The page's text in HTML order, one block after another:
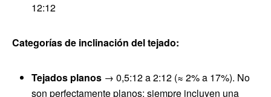
12:12
Categorías de inclinación del tejado:
Tejados planos → 0,5:12 a 2:12 (≈ 2% a 17%). No
son perfectamente planos; siempre incluyen una